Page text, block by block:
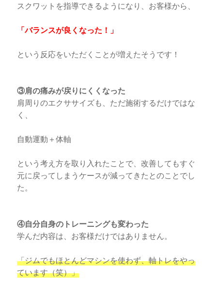
スクワットを指導できるようになり、お客様から、
「バランスが良くなった！」
という反応をいただくことが増えたそうです！
③肩の痛みが戻りにくくなった
肩周りのエクササイズも、ただ施術するだけではな
く、
自動運動＋体軸
という考え方を取り入れたことで、改善してもすぐ
元に戻ってしまうケースが減ってきたとのことでし
た。
④自分自身のトレーニングも変わった
学んだ内容は、お客様だけではありません。
「ジムでもほとんどマシンを使わず、軸トレをやっ
ています（笑）」